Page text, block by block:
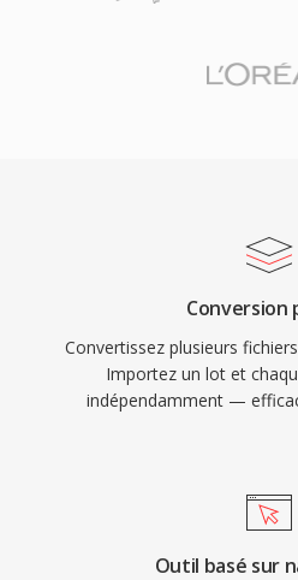
Conversion
Convertissez plusieurs
Importez un lot et
indépendamment —
Outil basé sur